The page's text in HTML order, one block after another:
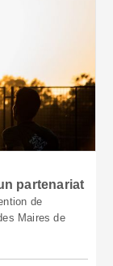
partenariat
de
Maires de